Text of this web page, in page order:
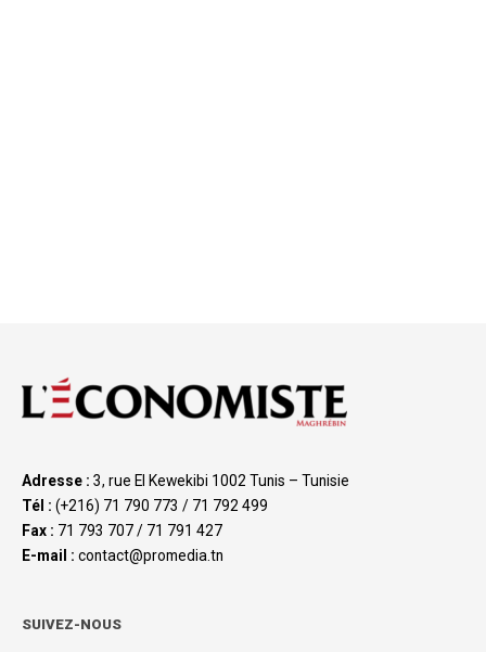
Adresse : 3, rue El Kewekibi 1002 Tunis – Tunisie
Tél : (+216) 71 790 773 / 71 792 499
Fax : 71 793 707 / 71 791 427
E-mail : contact@promedia.tn
SUIVEZ-NOUS